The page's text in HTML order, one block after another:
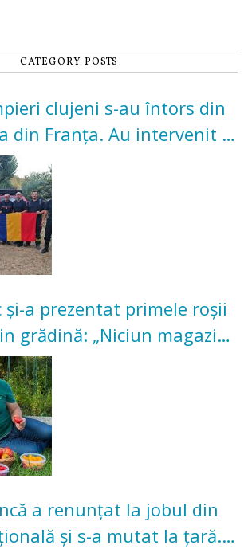
CATEGORY POSTS
clujeni s-au întors din
din Franța. Au intervenit la
vegetație și pădure
și-a prezentat primele roșii
grădină: „Niciun magazin
oferi această satisfacție”
a renunțat la jobul din
și s-a mutat la țară.